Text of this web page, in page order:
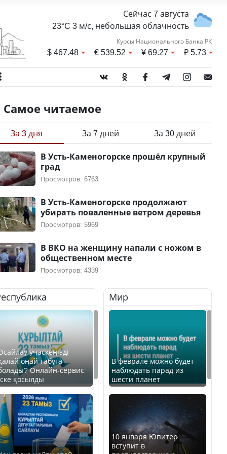
Сейчас 7 августа
23°C 3 м/с, небольшая облачность
Курсы Национального Банка РК
$467.48 €539.52 ¥69.27 ₽5.73
Самое читаемое
За 3 дня За 7 дней За 30 дней
В Усть-Каменогорске прошёл крупный
град
Просмотров: 6763
В Усть-Каменогорске продолжают
убирать поваленные ветром деревья
Просмотров: 5969
В ВКО на женщину напали с ножом в
общественном месте
Просмотров: 4339
учаскеңізді
оңай табуға
Онлайн-сервис
қосылды
Мир
В феврале можно будет
наблюдать парад из
шести планет
10 января Юпитер
вступит в